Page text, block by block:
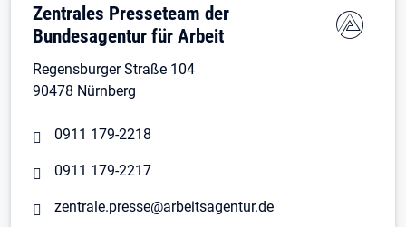
Zentrales Presseteam der
Bundesagentur für Arbeit
Regensburger Straße 104
90478 Nürnberg
0911 179-2218
0911 179-2217
zentrale.presse@arbeitsagentur.de